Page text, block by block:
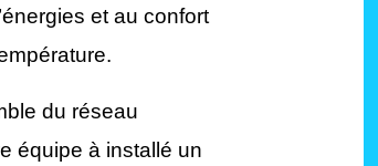
et au confort
du réseau
équipe à installé un